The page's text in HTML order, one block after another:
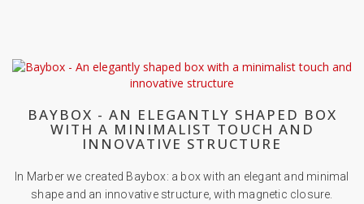
BAYBOX - AN ELEGANTLY SHAPED BOX
WITH A MINIMALIST TOUCH AND
INNOVATIVE STRUCTURE
In Marber we created Baybox: a box with an elegant and minimal
shape and an innovative structure, with magnetic closure.